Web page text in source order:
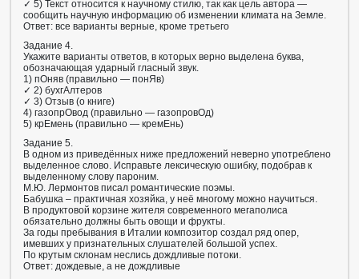
✓ 5) Текст относится к научному стилю, так как цель автора —
сообщить научную информацию об изменении климата на Земле.
Ответ: все варианты верные, кроме третьего
Задание 4.
Укажите варианты ответов, в которых верно выделена буква,
обозначающая ударный гласный звук.
1) пОняв (правильно — понЯв)
✓ 2) бухгАлтеров
✓ 3) Отзыв (о книге)
4) газопрОвод (правильно — газопровОд)
5) крЕмень (правильно — кремЕнь)
Задание 5.
В одном из приведённых ниже предложений неверно употреблено
выделенное слово. Исправьте лексическую ошибку, подобрав к
выделенному слову пароним.
М.Ю. Лермонтов писал романтические поэмы.
Бабушка – практичная хозяйка, у неё многому можно научиться.
В продуктовой корзине жителя современного мегаполиса
обязательно должны быть овощи и фрукты.
За годы пребывания в Италии композитор создал ряд опер,
имевших у признательных слушателей большой успех.
По крутым склонам неслись дождливые потоки.
Ответ: дождевые, а не дождливые